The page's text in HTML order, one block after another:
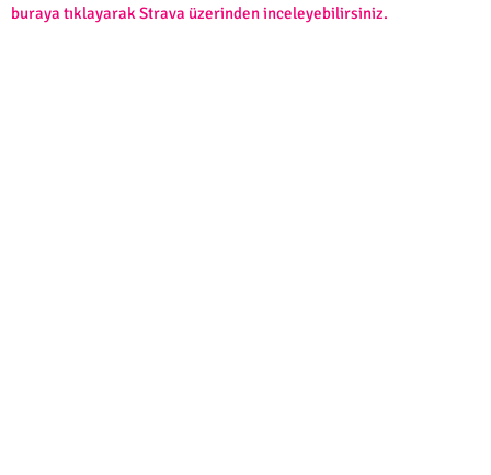
buraya tıklayarak Strava üzerinden inceleyebilirsiniz.